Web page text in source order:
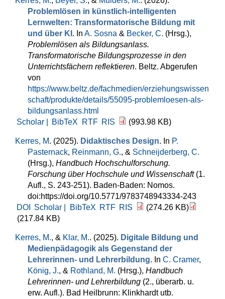
Problemlösen in künstlich-intelligenten
Lernwelten: Transformatorische Bildung mit
und über KI . In A. Sosna & Becker, C. (Hrsg.),
Problemlösen als Bildungsanlass.
Transformatorische Bildungsprozesse in den
Unterrichtsfächern reflektieren. Beltz. Abgerufen
von
https://www.beltz.de/fachmedien/erziehungswissen
schaft/produkte/details/55095-problemloesen-als-
bildungsanlass.html
Scholar |
BibTeX RTF RIS (993.98 KB)
Kerres, M. (2025). Didaktisches Design. In P.
Pasternack, Reinmann, G., & Schneijderberg, C.
(Hrsg.), Handbuch Hochschulforschung.
Forschung über Hochschule und Wissenschaft(1.
Aufl., S. 243-251). Baden-Baden: Nomos.
doi:https://doi.org/10.5771/9783748943334-243
DOI
Scholar | BibTeX RTF RIS
(274.26 KB)
(217.84 KB)
Kerres, M., & Klar, M.. (2025). Digitale Bildung und
Medienpädagogik als Gegenstand der
Lehrerinnen- und Lehrerbildung. In C. Cramer,
König, J., & Rothland, M. (Hrsg.), Handbuch
Lehrerinnen- und Lehrerbildung (2., überarb. u.
erw. Aufl.). Bad Heilbrunn: Klinkhardt utb.